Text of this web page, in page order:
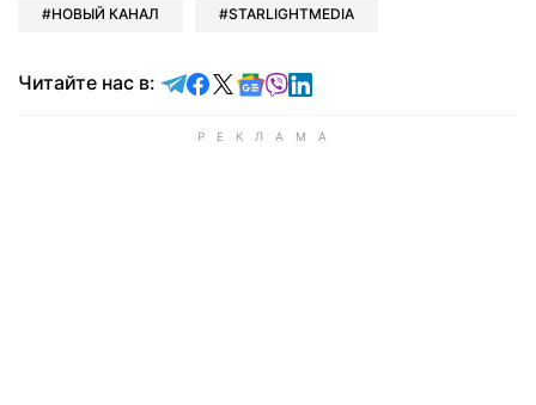
НОВЫЙ КАНАЛ STARLIGHTMEDIA
Читайте нас в: Читайте в Telegram
Читайте в Facebook
Читайте в X
Читайте в Google news
Читайте в Viber
Читайте в LinkedIn